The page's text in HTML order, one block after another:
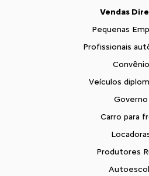
Vendas
Pequenas
Profissionais
Convênio
Veículos
Governo
Carro para
Produtores